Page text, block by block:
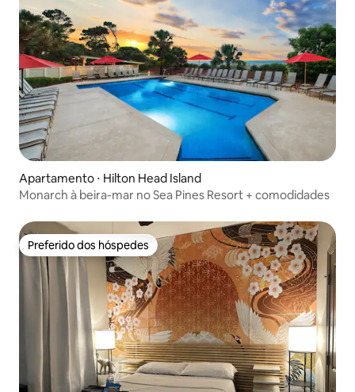
Apartamento ⋅ Hilton Head Island
Monarch à beira-mar no Sea Pines Resort + comodidades
Preferido dos hóspedes
Preferido dos hóspedes